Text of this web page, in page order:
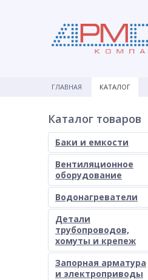
ГЛАВНАЯ КАТАЛОГ
Каталог товаров
Баки и емкости
Вентиляционное
оборудование
Водонагреватели
Детали
трубопроводов,
хомуты и крепеж
Запорная арматура
и электроприводы